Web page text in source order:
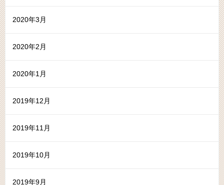
2020年3月
2020年2月
2020年1月
2019年12月
2019年11月
2019年10月
2019年9月